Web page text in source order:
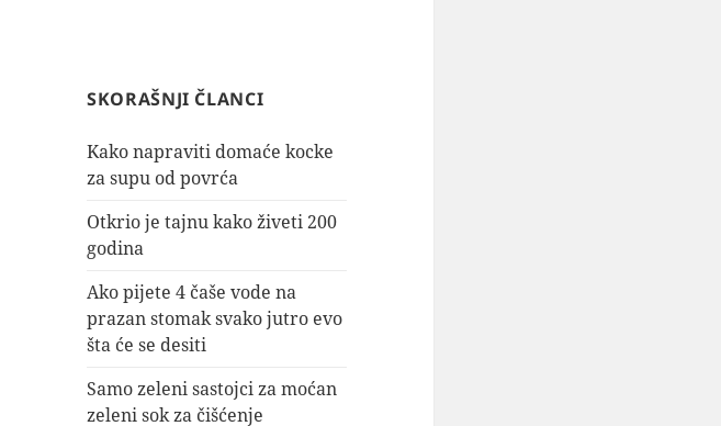
SKORAŠNJI ČLANCI
Kako napraviti domaće kocke
za supu od povrća
Otkrio je tajnu kako živeti 200
godina
Ako pijete 4 čaše vode na
prazan stomak svako jutro evo
šta će se desiti
Samo zeleni sastojci za moćan
zeleni sok za čišćenje